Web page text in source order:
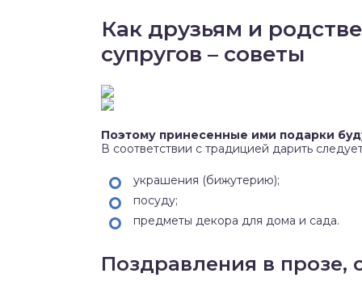
Как друзьям и
супругов – советы
Поэтому принесенные ими подарки
В соответствии с традицией дарить
украшения (бижутерию);
посуду;
предметы декора для дома и сада.
Поздравления в прозе,